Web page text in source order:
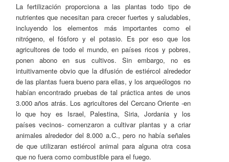
La fertilización proporciona a las plantas todo tipo de
nutrientes que necesitan para crecer fuertes y saludables,
incluyendo los elementos más importantes como el
nitrógeno, el fósforo y el potasio. Es por eso que los
agricultores de todo el mundo, en países ricos y pobres,
ponen abono en sus cultivos. Sin embargo, no es
intuitivamente obvio que la difusión de estiércol alrededor
de las plantas fuera bueno para ellas, y los arqueólogos no
habían encontrado pruebas de tal práctica antes de unos
3.000 años atrás. Los agricultores del Cercano Oriente -en
lo que hoy es Israel, Palestina, Siria, Jordania y los
países vecinos- comenzaron a cultivar plantas y a criar
animales alrededor del 8.000 a.C., pero no había señales
de que utilizaran estiércol animal para alguna otra cosa
que no fuera como combustible para el fuego.